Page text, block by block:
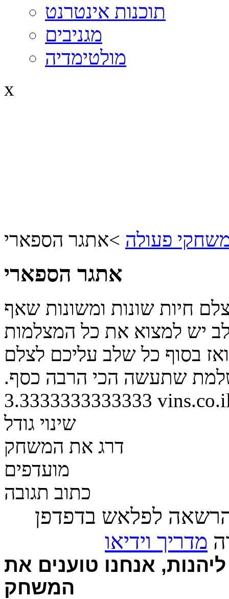
תוכנות אינטרנט
מגניבים
מולטימדיה
x
פעולה >אתגר הספארי
אתגר הספארי
חיות שונות ומשונות שאף
יש למצוא את כל המצלמות
בסוף כל שלב עליכם לצלם
שתעשה הכי הרבה כסף.
3.3333333333333
שינוי גודל
דרג את המשחק
מועדפים
כתוב תגובה
לפלאש בדפדפן
מדריך וידיאו
אנחנו טוענים את
המשחק